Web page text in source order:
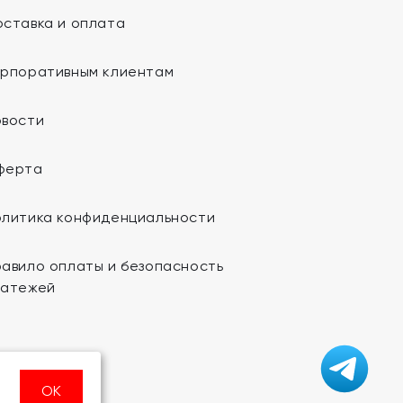
и оплата
клиентам
конфиденциальности
оплаты и безопасность
ОК